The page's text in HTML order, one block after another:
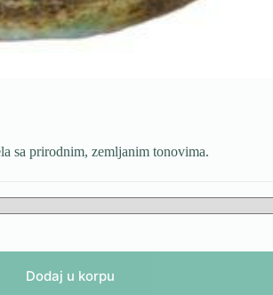
sa prirodnim, zemljanim tonovima.
Dodaj u korpu